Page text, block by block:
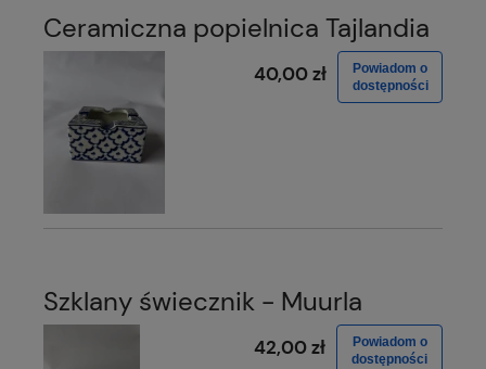
Ceramiczna popielnica Tajlandia
40,00 zł
Powiadom o
dostępności
Szklany świecznik - Muurla
42,00 zł
Powiadom o
dostępności